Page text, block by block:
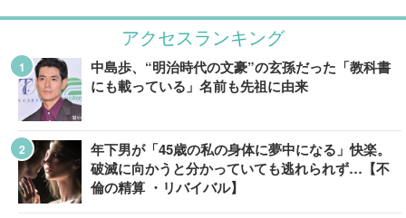
アクセスランキング
中島歩、“明治時代の文豪”の玄孫だった「教科書
にも載っている」名前も先祖に由来
年下男が「45歳の私の身体に夢中になる」快楽。
破滅に向かうと分かっていても逃れられず…【不
倫の精算 ・リバイバル】